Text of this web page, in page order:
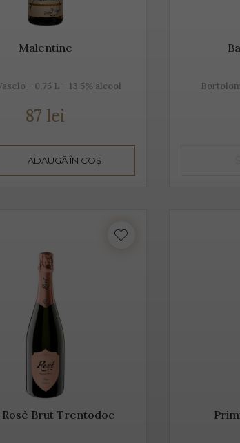
Prosecco, un vin cunoscut pentru prospețime,
ani. Are un conținut scăzut de alcool, astfel că
pahare cu pereți înalți, subțiri, rece, temperatura
pe care îl poate oferi între dulceața fructelor și
Malentine
- 0.75 L - 13.5% alcool
87 lei
ADAUGĂ ÎN COȘ
Rosè Brut Trentodoc